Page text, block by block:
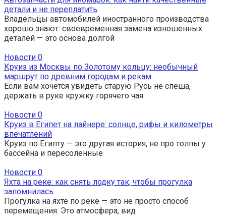
детали и не переплатить
Владельцы автомобилей иностранного производства
хорошо знают: своевременная замена изношенных
деталей — это основа долгой
Новости 0
Круиз из Москвы по Золотому кольцу: необычный
маршрут по древним городам и рекам
Если вам хочется увидеть старую Русь не спеша,
держать в руке кружку горячего чая
Новости 0
Круиз в Египет на лайнере: солнце, рифы и километры
впечатлений
Круиз по Египту — это другая история, не про толпы у
бассейна и пересоленные
Новости 0
Яхта на реке: как снять лодку так, чтобы прогулка
запомнилась
Прогулка на яхте по реке — это не просто способ
перемещения. Это атмосфера, вид